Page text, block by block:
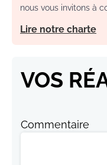
nous vous invitons à
Lire notre charte
VOS
Commentaire